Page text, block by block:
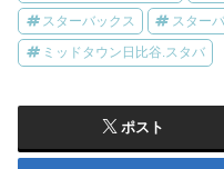
スターバックス スター
ミッドタウン日比谷.スタバ
ポスト